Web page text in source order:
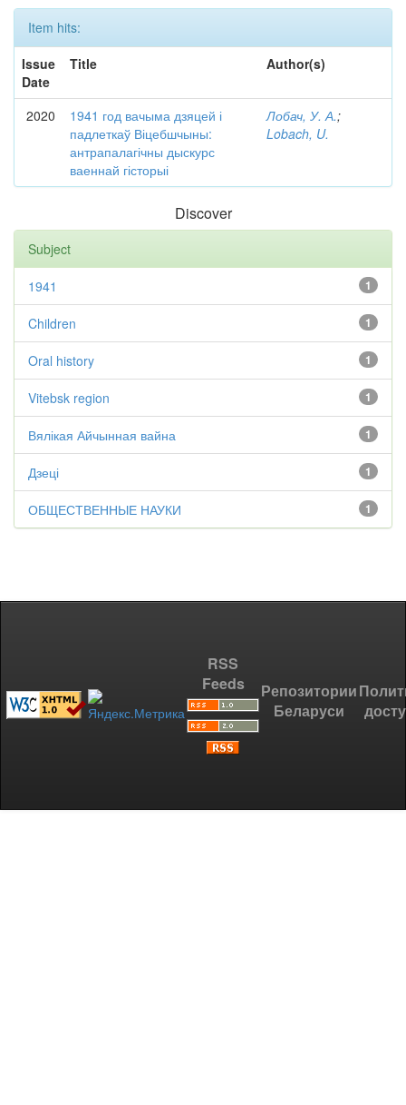
Item hits:
Issue
Date
Title Author(s)
2020
1941 год вачыма дзяцей і
падлеткаў Віцебшчыны:
антрапалагічны дыскурс
ваеннай гісторыі
Лобач, У. А.;
Lobach, U.
Discover
Subject
1
1941
1
Children
1
Oral history
1
Vitebsk region
1
Вялікая Айчынная вайна
1
Дзеці
1
ОБЩЕСТВЕННЫЕ НАУКИ
RSS
Feeds
Репозитории
Беларуси